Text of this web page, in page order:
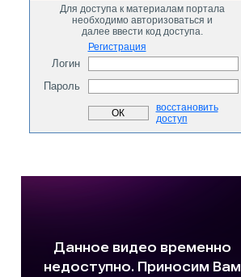
Для доступа к материалам портала
необходимо авторизоваться и
далее ввести код доступа.
Регистрация
Логин
Пароль
восстановить
доступ